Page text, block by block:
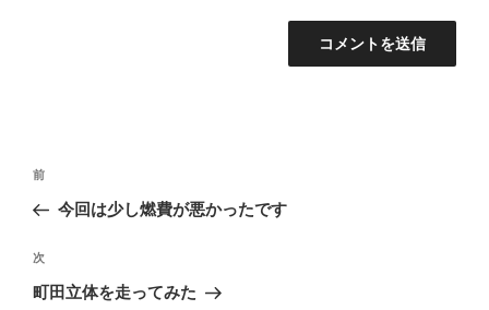
投
ナ
ビ
ゲ
前
の
稿
前
今回は少し燃費が悪かったです
次
の
次
町田立体を走ってみた